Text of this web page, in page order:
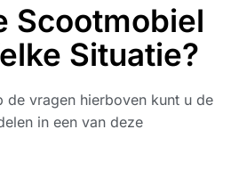
Scootmobiel
Situatie?
de vragen hierboven kunt u de
in een van deze